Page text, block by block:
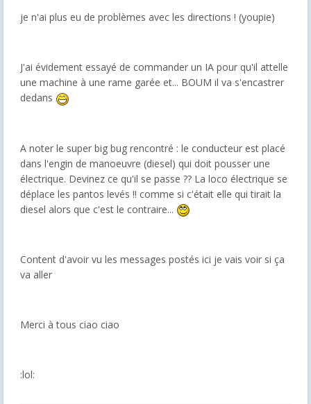
je n'ai plus eu de problèmes avec les directions ! (youpie)
J'ai évidement essayé de commander un IA pour qu'il attelle
une machine à une rame garée et... BOUM il va s'encastrer
dedans
A noter le super big bug rencontré : le conducteur est placé
dans l'engin de manoeuvre (diesel) qui doit pousser une
électrique. Devinez ce qu'il se passe ?? La loco électrique se
déplace les pantos levés !! comme si c'était elle qui tirait la
diesel alors que c'est le contraire...
Content d'avoir vu les messages postés ici je vais voir si ça
va aller
Merci à tous ciao ciao
:lol: